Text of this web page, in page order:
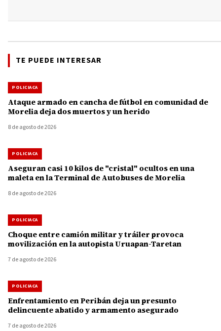
TE PUEDE INTERESAR
POLICIACA
Ataque armado en cancha de fútbol en comunidad de
Morelia deja dos muertos y un herido
8 de agosto de 2026
POLICIACA
Aseguran casi 10 kilos de "cristal" ocultos en una
maleta en la Terminal de Autobuses de Morelia
8 de agosto de 2026
POLICIACA
Choque entre camión militar y tráiler provoca
movilización en la autopista Uruapan-Taretan
7 de agosto de 2026
POLICIACA
Enfrentamiento en Peribán deja un presunto
delincuente abatido y armamento asegurado
7 de agosto de 2026